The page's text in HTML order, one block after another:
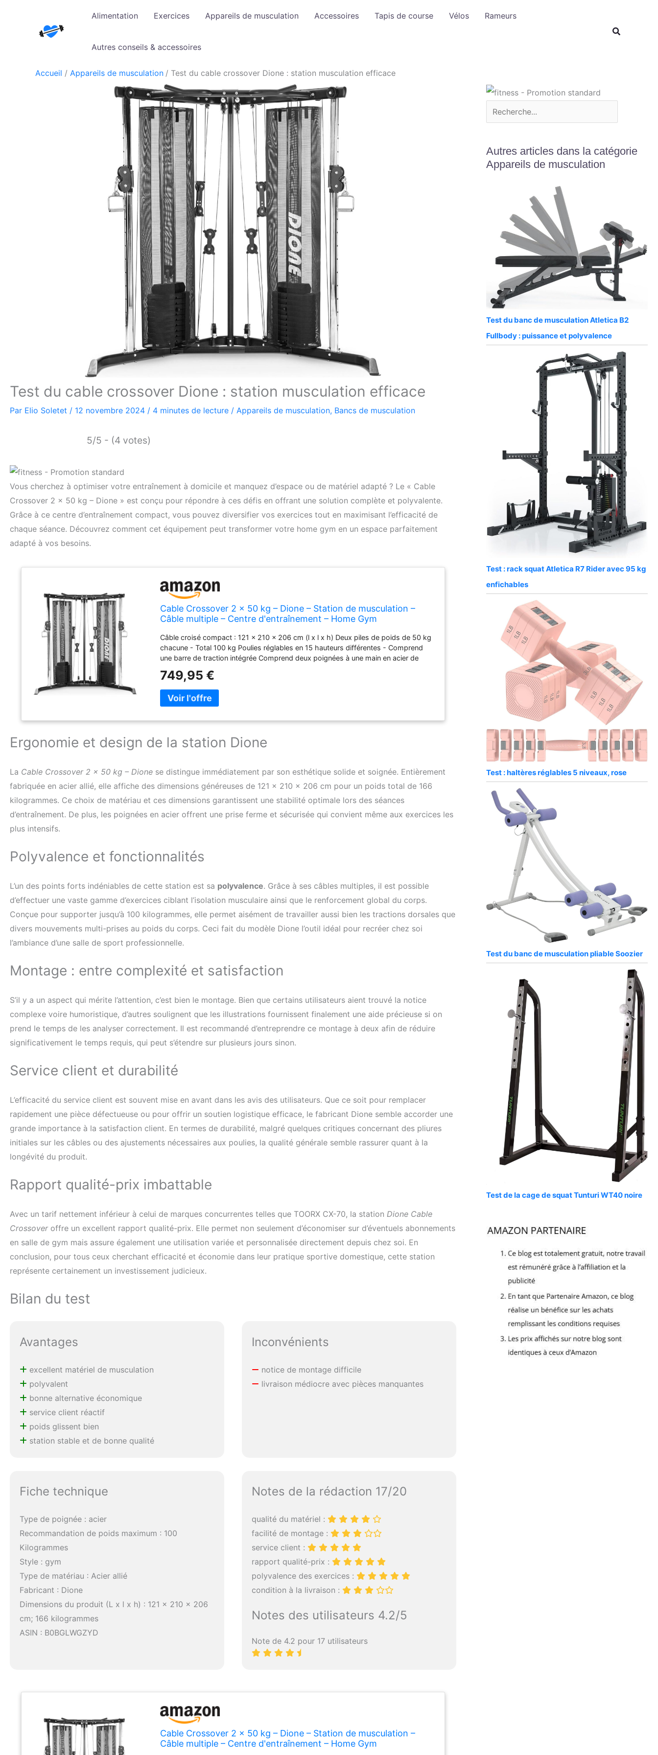
Alimentation Exercices Appareils de musculation Accessoires Tapis de course Vélos Rameurs
Autres conseils & accessoires
Accueil Appareils de musculation Test du cable crossover Dione : station musculation efficace
Test du cable crossover Dione : station musculation efficace
Par Elio Soletet / 12 novembre 2024 / 4 minutes de lecture / Appareils de musculation, Bancs de musculation
5/5 - (4 votes)
Vous cherchez à optimiser votre entraînement à domicile et manquez d’espace ou de matériel adapté ? Le « Cable
Crossover 2 x 50 kg – Dione » est conçu pour répondre à ces défis en offrant une solution complète et polyvalente.
Grâce à ce centre d’entraînement compact, vous pouvez diversifier vos exercices tout en maximisant l’efficacité de
chaque séance. Découvrez comment cet équipement peut transformer votre home gym en un espace parfaitement
adapté à vos besoins.
Cable Crossover 2 x 50 kg – Dione – Station de musculation –
Câble multiple – Centre d'entraînement – Home Gym
Câble croisé compact : 121 x 210 x 206 cm (l x l x h) Deux piles de poids de 50 kg
chacune - Total 100 kg Poulies réglables en 15 hauteurs différentes - Comprend
une barre de traction intégrée Comprend deux poignées à une main en acier de
749,95 €
Ergonomie et design de la station Dione
La Cable Crossover 2 x 50 kg – Dione se distingue immédiatement par son esthétique solide et soignée. Entièrement
fabriquée en acier allié, elle affiche des dimensions généreuses de 121 x 210 x 206 cm pour un poids total de 166
kilogrammes. Ce choix de matériau et ces dimensions garantissent une stabilité optimale lors des séances
d’entraînement. De plus, les poignées en acier offrent une prise ferme et sécurisée qui convient même aux exercices les
plus intensifs.
Polyvalence et fonctionnalités
L’un des points forts indéniables de cette station est sa polyvalence. Grâce à ses câbles multiples, il est possible
d’effectuer une vaste gamme d’exercices ciblant l’isolation musculaire ainsi que le renforcement global du corps.
Conçue pour supporter jusqu’à 100 kilogrammes, elle permet aisément de travailler aussi bien les tractions dorsales que
divers mouvements multi-prises au poids du corps. Ceci fait du modèle Dione l’outil idéal pour recréer chez soi
l’ambiance d’une salle de sport professionnelle.
Montage : entre complexité et satisfaction
S’il y a un aspect qui mérite l’attention, c’est bien le montage. Bien que certains utilisateurs aient trouvé la notice
complexe voire humoristique, d’autres soulignent que les illustrations fournissent finalement une aide précieuse si on
prend le temps de les analyser correctement. Il est recommandé d’entreprendre ce montage à deux afin de réduire
significativement le temps requis, qui peut s’étendre sur plusieurs jours sinon.
Service client et durabilité
L’efficacité du service client est souvent mise en avant dans les avis des utilisateurs. Que ce soit pour remplacer
rapidement une pièce défectueuse ou pour offrir un soutien logistique efficace, le fabricant Dione semble accorder une
grande importance à la satisfaction client. En termes de durabilité, malgré quelques critiques concernant des pliures
initiales sur les câbles ou des ajustements nécessaires aux poulies, la qualité générale semble rassurer quant à la
longévité du produit.
Rapport qualité-prix imbattable
Avec un tarif nettement inférieur à celui de marques concurrentes telles que TOORX CX-70, la station Dione Cable
Crossoveroffre un excellent rapport qualité-prix. Elle permet non seulement d’économiser sur d’éventuels abonnements
en salle de gym mais assure également une utilisation variée et personnalisée directement depuis chez soi. En
conclusion, pour tous ceux cherchant efficacité et économie dans leur pratique sportive domestique, cette station
représente certainement un investissement judicieux.
Bilan du test
Avantages
excellent matériel de musculation
polyvalent
bonne alternative économique
service client réactif
poids glissent bien
station stable et de bonne qualité
Inconvénients
notice de montage difficile
livraison médiocre avec pièces manquantes
Fiche technique
Type de poignée : acier
Recommandation de poids maximum : 100
Kilogrammes
Style : gym
Type de matériau : Acier allié
Fabricant : Dione
Dimensions du produit (L x l x h) : 121 x 210 x 206
cm; 166 kilogrammes
ASIN : B0BGLWGZYD
Notes de la rédaction 17/20
qualité du matériel :
facilité de montage :
service client :
rapport qualité-prix :
polyvalence des exercices :
condition à la livraison :
Notes des utilisateurs 4.2/5
Note de 4.2 pour 17 utilisateurs
Cable Crossover 2 x 50 kg – Dione – Station de musculation –
Câble multiple – Centre d'entraînement – Home Gym
r
c
r
Autres articles dans la catégorie
Appareils de musculation
Test du banc de musculation Atletica B2
Fullbody : puissance et polyvalence
Test : rack squat Atletica R7 Rider avec 95 kg
enfichables
Test : haltères réglables 5 niveaux, rose
Test du banc de musculation pliable Soozier
Test de la cage de squat Tunturi WT40 noire